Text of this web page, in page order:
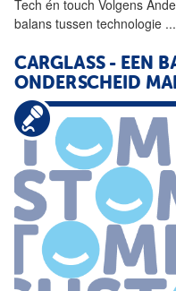
Tech én touch Volgens
balans tussen technologie ...
CARGLASS - EEN
ONDERSCHEID